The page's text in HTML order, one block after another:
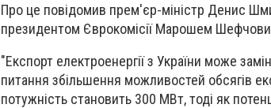
Про це повідомив прем'єр-міністр Денис
президентом Єврокомісії Марошем
"Експорт електроенергії з України може
питання збільшення можливостей обсягів
потужність становить 300 МВт, тоді як